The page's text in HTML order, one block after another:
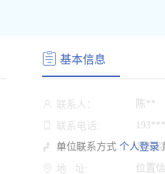
基本信息
单位联系方式 个人登录
联系人： 陈**
联系电话:
路 线: 乘车
地 址: 位置